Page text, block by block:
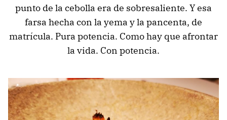
punto de la cebolla era de sobresaliente. Y esa
farsa hecha con la yema y la pancenta, de
matrícula. Pura potencia. Como hay que afrontar
la vida. Con potencia.